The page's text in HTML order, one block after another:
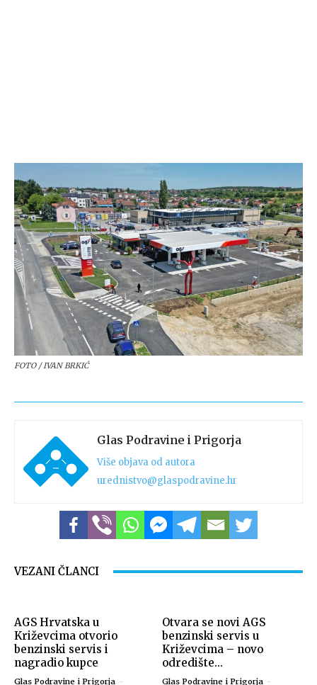
FOTO / IVAN BRKIĆ
Glas Podravine i Prigorja
Više objava od autora
urednistvo@glaspodravine.hr
VEZANI ČLANCI
AGS Hrvatska u
Križevcima otvorio
benzinski servis i
nagradio kupce
Glas Podravine i Prigorja -
Otvara se novi AGS
benzinski servis u
Križevcima – novo
odredište...
Glas Podravine i Prigorja -